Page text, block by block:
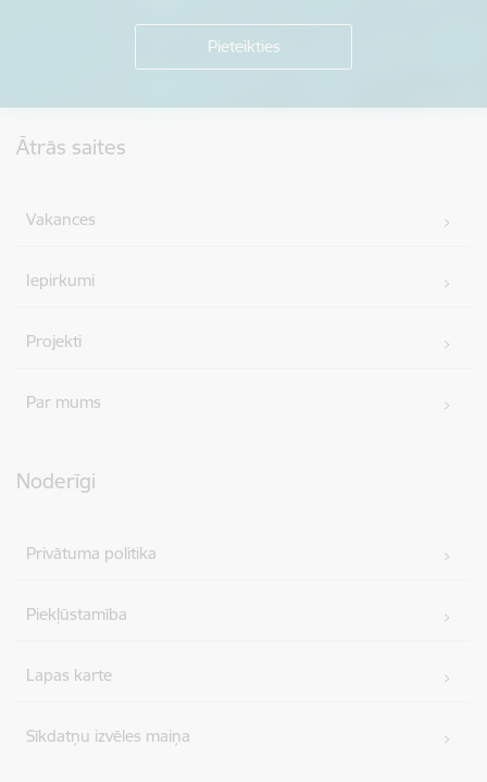
Ātrās saites
Vakances
Iepirkumi
Projekti
Par mums
Noderīgi
Privātuma politika
Piekļūstamība
Lapas karte
Sīkdatņu izvēles maiņa